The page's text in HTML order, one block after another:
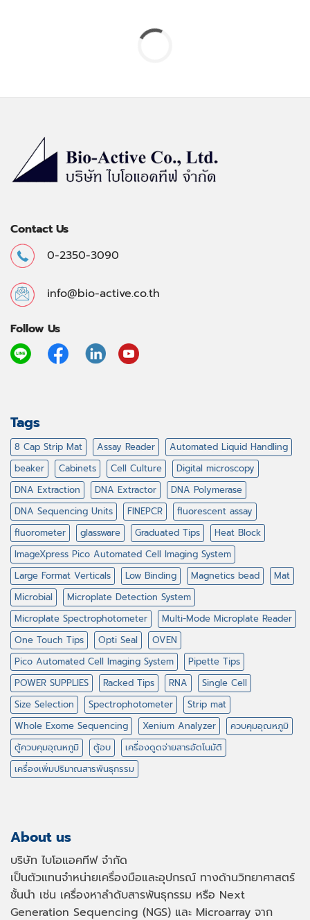
Contact Us
0-2350-3090
info@bio-active.co.th
Follow Us
Tags
8 Cap Strip Mat Assay Reader
Automated Liquid Handling
beaker
Cabinets Cell Culture
Digital microscopy
DNA Extraction
DNA Extractor
DNA Polymerase
DNA Sequencing Units
FINEPCR
fluorescent assay
fluorometer
glassware Graduated Tips
Heat Block
ImageXpress Pico Automated Cell Imaging System
Large Format Verticals
Low Binding Magnetics bead
Mat
Microbial
Microplate Detection System
Microplate Spectrophotometer
Multi-Mode Microplate Reader
One Touch Tips
Opti Seal
OVEN
Pico Automated Cell Imaging System
Pipette Tips
POWER SUPPLIES
Racked Tips RNA
Single Cell
Size Selection
Spectrophotometer
Strip mat
Whole Exome Sequencing
Xenium Analyzer
ควบคุมอุณหภูมิ
ตู้ควบคุมอุณหภูมิ
ตู้อบ
เครื่องดูดจ่ายสารอัตโนมัติ
เครื่องเพิ่มปริมาณสารพันธุกรรม
About us
บริษัท ไบโอแอคทีฟ จำกัด
เป็นตัวแทนจำหน่ายเครื่องมือและอุปกรณ์ ทางด้านวิทยาศาสตร์
ชั้นนำ เช่น เครื่องหาลำดับสารพันธุกรรม หรือ Next
Generation Sequencing (NGS) และ Microarray จาก